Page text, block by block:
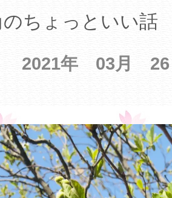
ちょっといい話
2021年 03月